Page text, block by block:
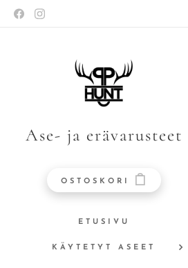
Ase- ja erävarusteet
OSTOSKORI
ETUSIVU
KÄYTETYT ASEET